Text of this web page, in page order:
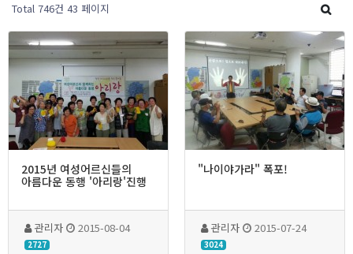
Total 746건 43 페이지
2015년 여성어르신들의
아름다운 동행 '아리랑'진행
관리자 2015-08-04
2727
"나이야가라" 폭포!
관리자 2015-07-24
3024